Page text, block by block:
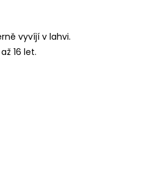
vyvíjí v lahvi.
16 let.